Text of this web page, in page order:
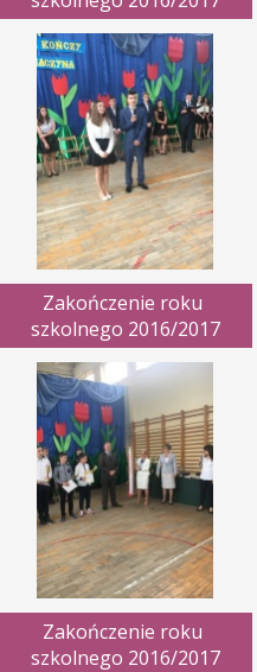
Zakończenie roku
szkolnego 2016/2017
Zakończenie roku
szkolnego 2016/2017